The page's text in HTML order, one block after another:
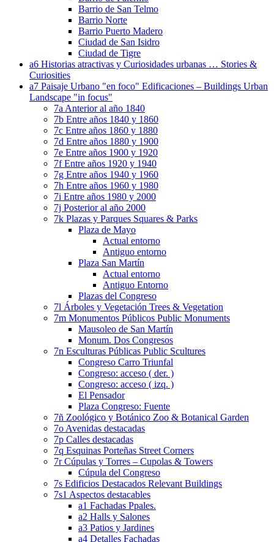
Barrio de San Telmo
Barrio Norte
Barrio Puerto Madero
Ciudad de San Isidro
Ciudad de Tigre
a6 Historias atractivas y Curiosidades urbanas … Stories &
Curiosities
a7 Paisaje Urbano "en foco" Edificaciones – Buildings Urban
Landscape "in focus"
7a Anterior al año 1840
7b Entre años 1840 y 1860
7c Entre años 1860 y 1880
7d Entre años 1880 y 1900
7e Entre años 1900 y 1920
7f Entre años 1920 y 1940
7g Entre años 1940 y 1960
7h Entre años 1960 y 1980
7i Entre años 1980 y 2000
7j Posterior al año 2000
7k Plazas y Parques Squares & Parks
Plaza de Mayo
Actual entorno
Antiguo entorno
Plaza San Martín
Actual entorno
Antiguo Entorno
Plazas del Congreso
7l Árboles y Vegetación Trees & Vegetation
7m Monumentos Públicos Public Monuments
Mausoleo de San Martín
Monum. Dos Congresos
7n Esculturas Públicas Public Scultures
Congreso Carro Triunfal
Congreso: acceso ( der. )
Congreso: acceso ( izq. )
El Pensador
Plaza Congreso: Fuente
7ñ Zoológico y Botánico Zoo & Botanical Garden
7o Avenidas destacadas
7p Calles destacadas
7q Esquinas Porteñas Street Corners
7r Cúpulas y Torres – Cupolas & Towers
Cúpula del Congreso
7s Edificios Destacados Relevant Buildings
7s1 Aspectos destacables
a1 Fachadas Ppales.
a2 Halls y Salones
a3 Patios y Jardines
a4 Detalles Fachadas